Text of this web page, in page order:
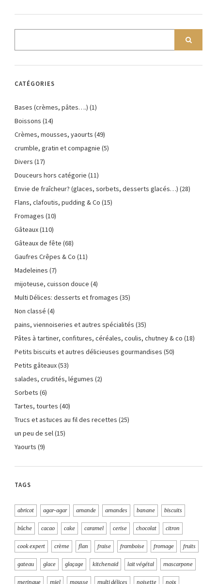
CATÉGORIES
Bases (crèmes, pâtes….) (1)
Boissons (14)
Crèmes, mousses, yaourts (49)
crumble, gratin et compagnie (5)
Divers (17)
Douceurs hors catégorie (11)
Envie de fraîcheur? (glaces, sorbets, desserts glacés…) (28)
Flans, clafoutis, pudding & Co (15)
Fromages (10)
Gâteaux(110)
Gâteaux de fête (68)
Gaufres Crêpes & Co (11)
Madeleines (7)
mijoteuse, cuisson douce (4)
Multi Délices: desserts et fromages (35)
Non classé (4)
pains, viennoiseries et autres spécialités (35)
Pâtes à tartiner, confitures, céréales, coulis, chutney & co (18)
Petits biscuits et autres délicieuses gourmandises (50)
Petits gâteaux(53)
salades, crudités, légumes (2)
Sorbets (6)
Tartes, tourtes (40)
Trucs et astuces au fil des recettes (25)
un peu de sel(15)
Yaourts (9)
TAGS
abricot agar-agar amande amandes banane biscuits
bûche cacao cake caramel cerise chocolat citron
cook expert crème flan fraise framboise fromage fruits
gateau glace glaçage kitchenaid lait végétal mascarpone
meringue miel mousse multi délices noisette noix